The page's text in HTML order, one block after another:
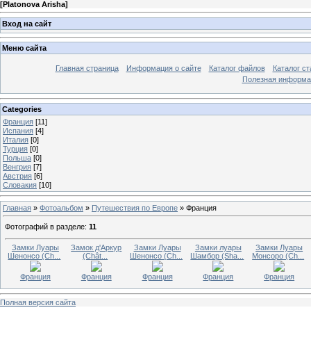
[Platonova Arisha]
Вход на сайт
Меню сайта
Главная страница Информация о сайте Каталог файлов
Каталог
Полезная
Categories
Франция [11]
Испания [4]
Италия [0]
Турция [0]
Польша [0]
Венгрия [7]
Австрия [6]
Словакия [10]
Главная » Фотоальбом » Путешествия по Европе » Франция
Фотографий в разделе: 11
Замки Луары
Шенонсо (Ch...
Франция
Замок д'Аркур
(Chât...
Франция
Замки Луары
Шенонсо (Ch...
Франция
Замки луары
Шамбор (Sha...
Франция
Замки Луары
Монсоро (Ch...
Франция
Полная версия сайта